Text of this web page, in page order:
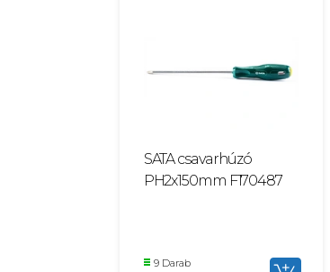
SATA csavarhúzó
PH2x150mm F170487
9 Darab